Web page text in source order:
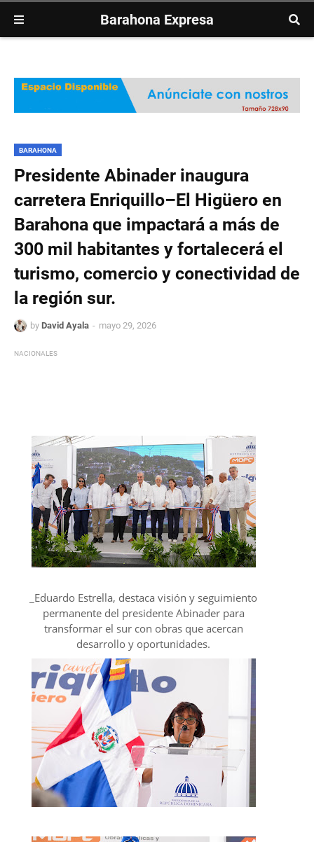
Barahona Expresa
BARAHONA
Presidente Abinader inaugura
carretera Enriquillo–El Higüero en
Barahona que impactará a más de
300 mil habitantes y fortalecerá el
turismo, comercio y conectividad de
la región sur.
by David Ayala mayo 29, 2026
NACIONALES
_Eduardo Estrella, destaca visión y seguimiento
permanente del presidente Abinader para
transformar el sur con obras que acercan
desarrollo y oportunidades.